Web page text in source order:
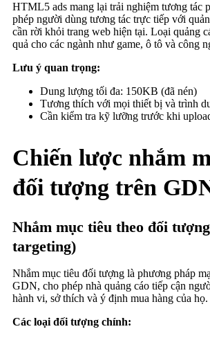
HTML5 ads mang lại trải nghiệm tương tác
phép người dùng tương tác trực tiếp với
cần rời khỏi trang web hiện tại. Loại quảng
quả cho các ngành như game, ô tô và công
Lưu ý quan trọng:
Dung lượng tối đa: 150KB (đã nén)
Tương thích với mọi thiết bị và trình
Cần kiểm tra kỹ lưỡng trước khi
Chiến lược nhắm
đối tượng trên
Nhắm mục tiêu theo đối
targeting)
Nhắm mục tiêu đối tượng là phương pháp
GDN, cho phép nhà quảng cáo tiếp cận
hành vi, sở thích và ý định mua hàng của họ.
Các loại đối tượng chính: